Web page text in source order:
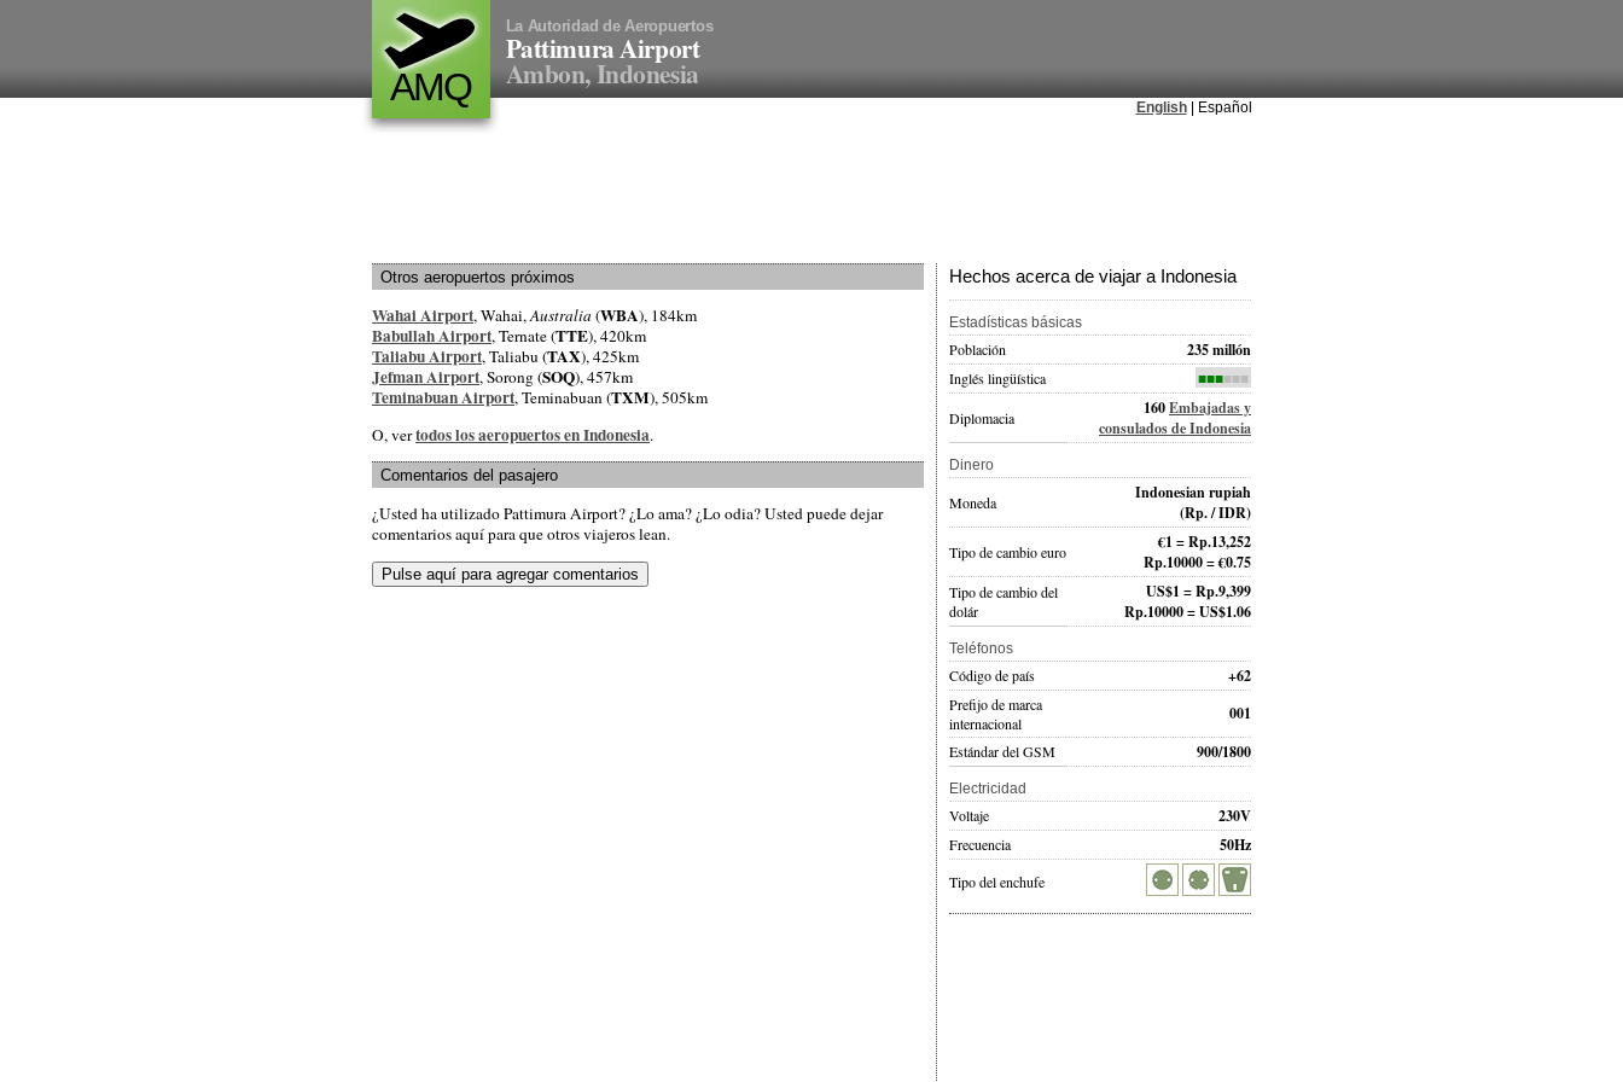
AMQ
La Autoridad de Aeropuertos
Pattimura Airport
Ambon, Indonesia
English| Español
Otros aeropuertos próximos
Wahai Airport, Wahai,Australia (WBA), 184km
Babullah Airport, Ternate (TTE), 420km
Taliabu Airport, Taliabu (TAX), 425km
Jefman Airport, Sorong (SOQ), 457km
Teminabuan Airport, Teminabuan (TXM), 505km
O, vertodos los aeropuertos en Indonesia.
Comentarios del pasajero
¿Usted ha utilizado Pattimura Airport? ¿Lo ama? ¿Lo odia? Usted puede dejar
comentarios aquí para que otros viajeros lean.
Hechos acerca de viajar a Indonesia
Estadísticas básicas
Población 235 millón
Inglés lingüística ■■■■■■
Diplomacia 160Embajadas y
consulados de Indonesia
Dinero
Moneda
Indonesian rupiah
(Rp. / IDR)
Tipo de cambio euro
€1 = Rp.13,252
Rp.10000 = €0.75
Tipo de cambio del
dolár
US$1 = Rp.9,399
Rp.10000 = US$1.06
Teléfonos
Código de país +62
Prefijo de marca
internacional
001
Estándar del GSM 900/1800
Electricidad
Voltaje 230V
Frecuencia 50Hz
Tipo del enchufe